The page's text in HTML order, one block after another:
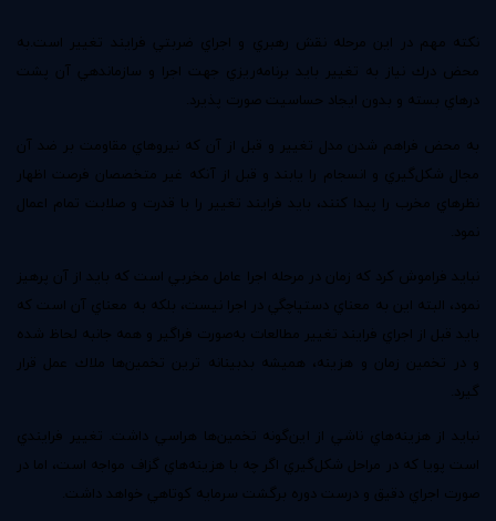
نكته مهم در اين مرحله نقش رهبري و اجراي ضربتي فرايند تغيير است.به
محض درك نياز به تغيير بايد برنامه‌ريزي جهت اجرا و سازماندهي آن پشت
درهاي بسته و بدون ايجاد حساسيت صورت پذيرد.
به محض فراهم شدن مدل تغيير و قبل از آن كه نيروهاي مقاومت بر ضد آن
مجال شكل‌گيري و انسجام را يابند و قبل از آنكه غير متخصصان فرصت اظهار
نظر‌هاي مخرب را پيدا كنند‌، بايد فرايند تغيير را با قدرت و صلابت تمام اعمال
نمود.
نبايد فراموش كرد كه زمان در مرحله اجرا عامل مخربي است كه بايد از آن پرهيز
نمود‌، البته اين به معناي دستپاچگي در اجرا نيست‌، بلكه به معناي آن است كه
بايد قبل از اجراي فرايند تغيير مطالعات به‌صورت فراگير و همه جانبه لحاظ شده
و در تخمين زمان و هزينه‌، هميشه بدبينانه ترين تخمين‌ها ملاك عمل قرار
گيرد.
نبايد از هزينه‌هاي ناشي از اين‌گونه تخمين‌ها هراسي داشت. تغيير فرايندي
است پويا كه در مراحل شكل‌گيري اگر چه با هزينه‌هاي گزاف مواجه است‌، اما در
صورت اجراي دقيق و درست دوره برگشت سرمايه كوتاهي خواهد داشت.